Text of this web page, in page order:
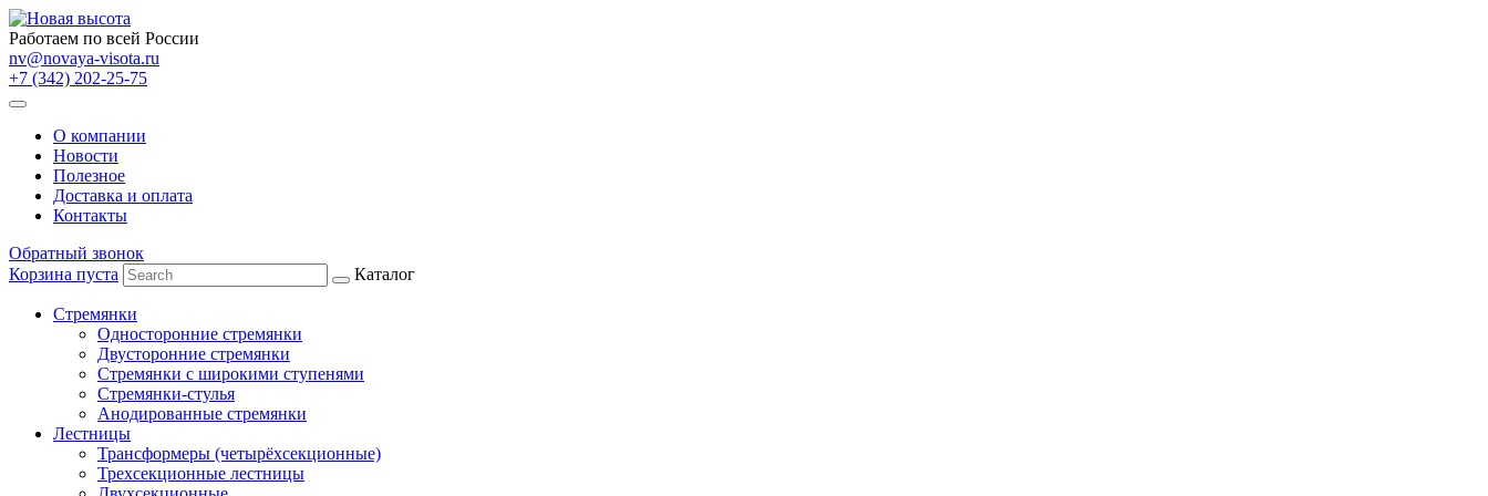
Работаем по всей России
nv@novaya-visota.ru
+7 (342) 202-25-75
О компании
Новости
Полезное
Доставка и оплата
Контакты
Обратный звонок
Корзина пуста
Каталог
Стремянки
Односторонние стремянки
Двусторонние стремянки
Стремянки с широкими ступенями
Стремянки-стулья
Анодированные стремянки
Лестницы
Трансформеры (четырёхсекционные)
Трехсекционные лестницы